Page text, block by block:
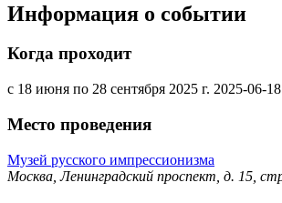
Информация о событии
Когда проходит
с 18 июня по 28 сентября 2025 г. 2025-06-18
Место проведения
Музей русского импрессионизма
Москва, Ленинградский проспект, д. 15,